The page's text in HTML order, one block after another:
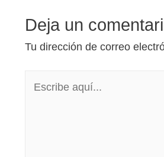
Deja un
Tu dirección de correo